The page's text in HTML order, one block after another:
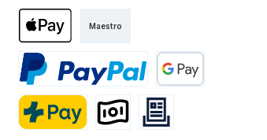
Twint
Apple Pay
Maestro
PayPal Google Pay